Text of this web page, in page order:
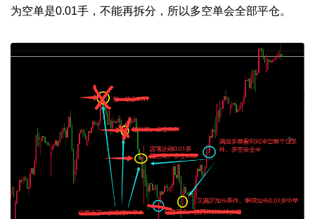
为空单是0.01手，不能再拆分，所以多空单会全部平仓。